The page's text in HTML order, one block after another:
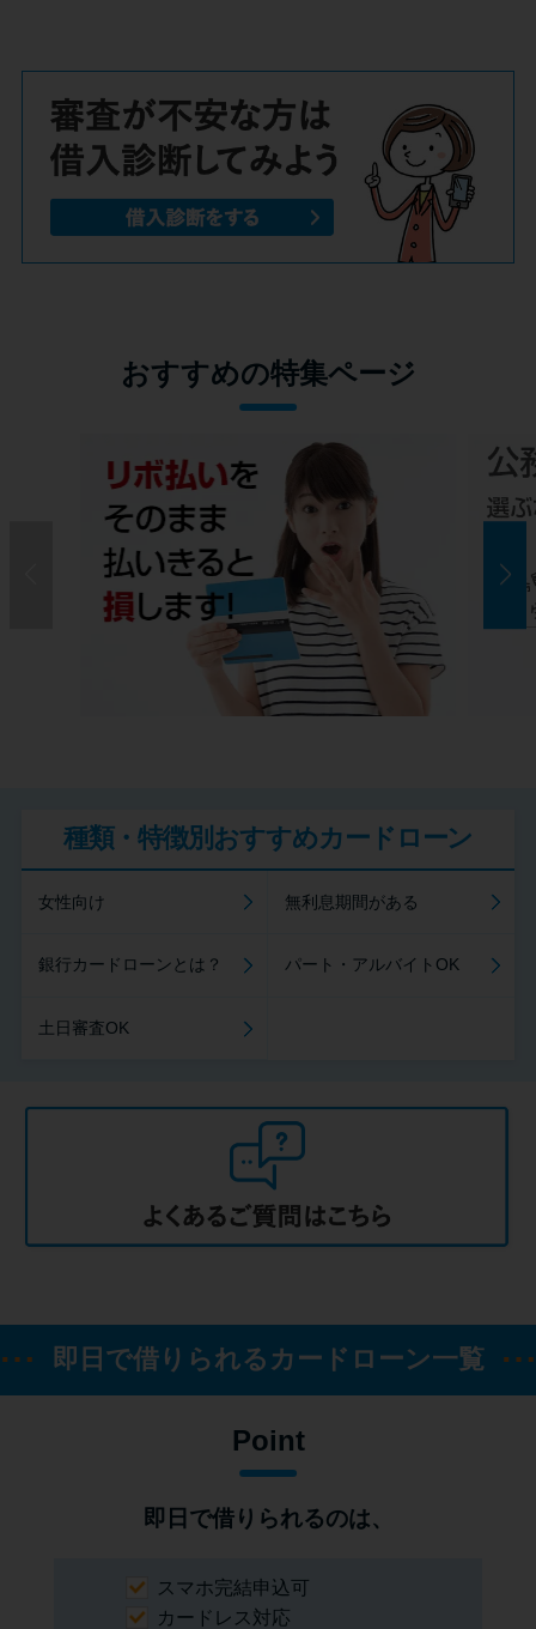
おすすめの特集ページ
種類・特徴別おすすめカードローン
女性向け 無利息期間がある
銀行カードローンとは？ パート・アルバイトOK
土日審査OK
即日で借りられるカードローン一覧
Point
即日で借りられるのは、
スマホ完結申込可
カードレス対応